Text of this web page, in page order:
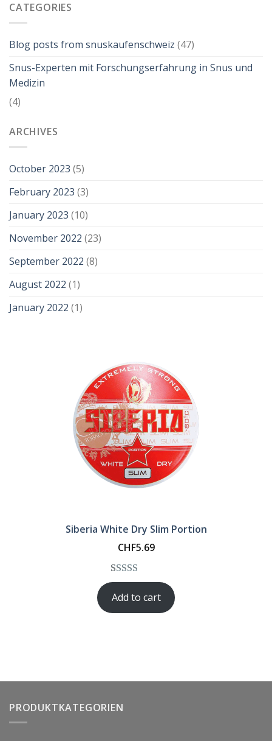
CATEGORIES
Blog posts from snuskaufenschweiz (47)
Snus-Experten mit Forschungserfahrung in Snus und
Medizin
(4)
ARCHIVES
October 2023 (5)
February 2023 (3)
January 2023 (10)
November 2022 (23)
September 2022 (8)
August 2022 (1)
January 2022 (1)
Siberia White Dry Slim Portion
CHF5.69
Rated5.00
out of 5
based on
1
Add to cart
PRODUKTKATEGORIEN